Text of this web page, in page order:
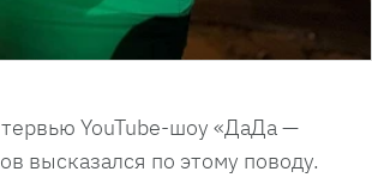
YouTube-шоу «ДаДа —
высказался по этому поводу.